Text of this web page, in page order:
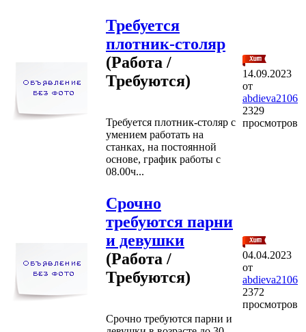
Требуется
плотник-столяр
(Работа /
Требуются)
Требуется плотник-столяр с
умением работать на
станках, на постоянной
основе, график работы с
08.00ч...
14.09.2023
от
abdieva2106
2329
просмотров
Срочно
требуются парни
и девушки
(Работа /
Требуются)
Срочно требуются парни и
04.04.2023
от
abdieva2106
2372
просмотров